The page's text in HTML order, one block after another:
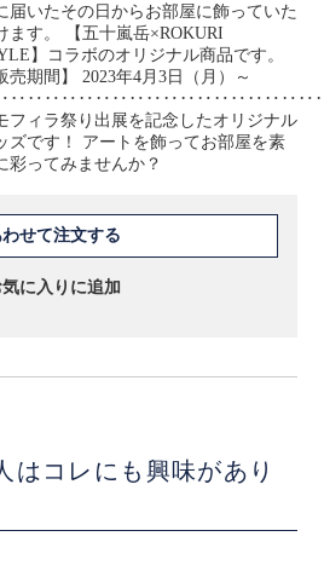
届いたその日からお部屋に飾っていた
ます。 【五十嵐岳×ROKURI
】コラボのオリジナル商品です。
売期間】 2023年4月3日（月）～
フィラ祭り出展を記念したオリジナル
ズです！ アートを飾ってお部屋を素
彩ってみませんか？
わせて注文する
気に入りに追加
はコレにも興味があり